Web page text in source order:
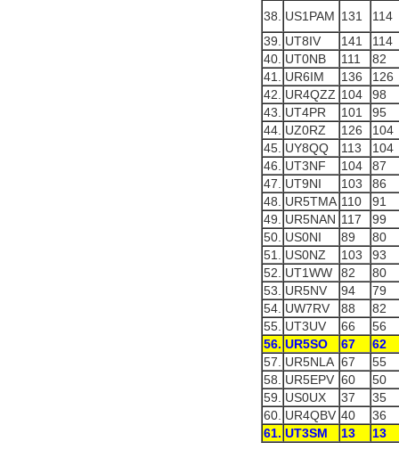
38.
US1PAM 131
114
39.
UT8IV 141
114
40. UT0NB 111
82
41.
UR6IM 136
126
42.
UR4QZZ 104
98
43.
UT4PR 101
95
44. UZ0RZ 126
104
45. UY8QQ 113
104
46.
UT3NF 104
87
47.
UT9NI 103
86
48.
UR5TMA 110
91
49.
UR5NAN 117
99
50. US0NI 89
80
51.
US0NZ 103
93
52.
UT1WW 82
80
53.
UR5NV 94
79
54. UW7RV 88
82
55. UT3UV 66
56
56. UR5SO 67
62
57.
UR5NLA 67
55
58.
UR5EPV 60
50
59.
US0UX 37
35
60. UR4QBV 40
36
61. UT3SM 13 13